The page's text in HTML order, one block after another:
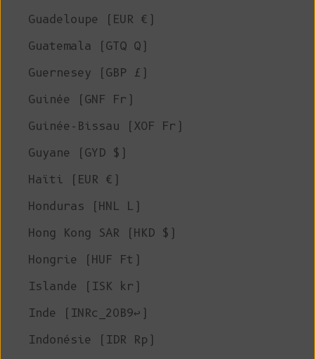
Guadeloupe (EUR €)
Guatemala (GTQ Q)
Guernesey (GBP £)
Guinée (GNF Fr)
Guinée-Bissau (XOF Fr)
Guyane (GYD $)
Haïti (EUR €)
Honduras (HNL L)
Hong Kong SAR (HKD $)
Hongrie (HUF Ft)
Islande (ISK kr)
Inde (INRc_20B9↩)
Indonésie (IDR Rp)